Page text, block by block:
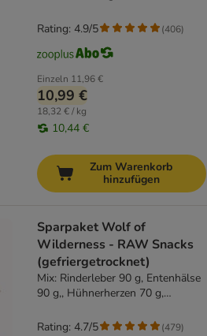
Einzeln 11,96 €
10,99 €
18,32 € / kg
10,44 €
Rating: 4.9/5 (406)
Zum Warenkorb
hinzufügen
Sparpaket Wolf of
Wilderness - RAW Snacks
(gefriergetrocknet)
Mix: Rinderleber 90 g, Entenhälse
90 g,, Hühnerherzen 70 g,
Rating: 4.7/5 (479)